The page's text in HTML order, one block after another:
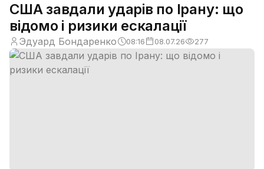
США завдали ударів по Ірану: що
відомо і ризики ескалації
Эдуард Бондаренко 08:16 08.07.26 277